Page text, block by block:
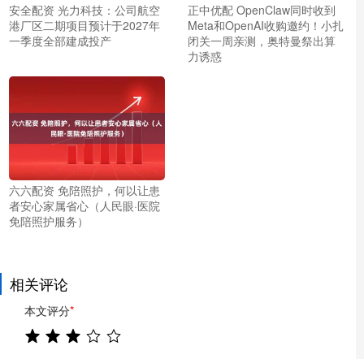
安全配资 光力科技：公司航空
港厂区二期项目预计于2027年
一季度全部建成投产
正中优配 OpenClaw同时收到
Meta和OpenAI收购邀约！小扎
闭关一周亲测，奥特曼祭出算
力诱惑
六六配资 免陪照护，何以让患
者安心家属省心（人民眼·医院
免陪照护服务）
相关评论
本文评分*